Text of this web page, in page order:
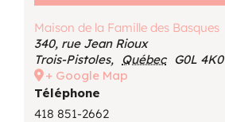
Maison de la Famille des Basques
340, rue Jean Rioux
Trois-Pistoles, Québec G0L 4K0
+ Google Map
Téléphone
418 851-2662